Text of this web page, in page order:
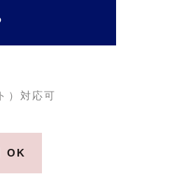
）対応可
OK